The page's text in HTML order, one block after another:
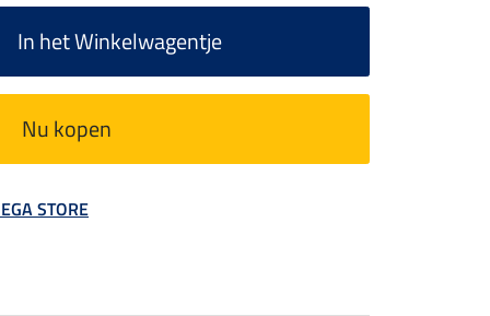
In het Winkelwagentje
Nu kopen
STORE